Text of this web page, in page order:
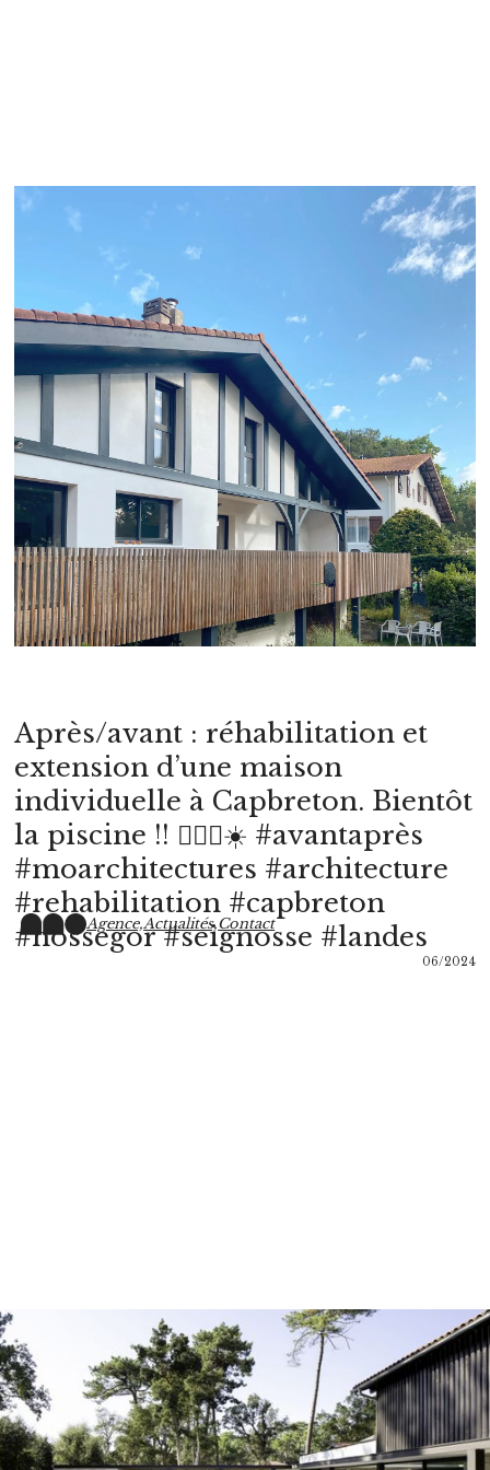
Après/avant : réhabilitation et
extension d’une maison
individuelle à Capbreton. Bientôt
la piscine !! 🏊🏻‍♂️☀️ #avantaprès
#moarchitectures #architecture
#rehabilitation #capbreton
#hossegor #seignosse #landes
06/2024
Agence,Actualités,Contact